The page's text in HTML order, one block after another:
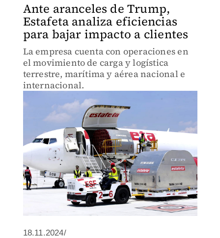
Ante aranceles de Trump,
Estafeta analiza eficiencias
para bajar impacto a clientes
La empresa cuenta con operaciones en
el movimiento de carga y logística
terrestre, marítima y aérea nacional e
internacional.
18.11.2024/